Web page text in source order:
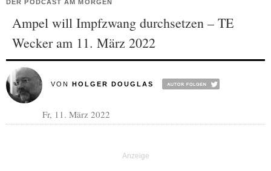
DER PODCAST AM MORGEN
Ampel will Impfzwang durchsetzen – TE
Wecker am 11. März 2022
VON HOLGER DOUGLAS
Fr, 11. März 2022